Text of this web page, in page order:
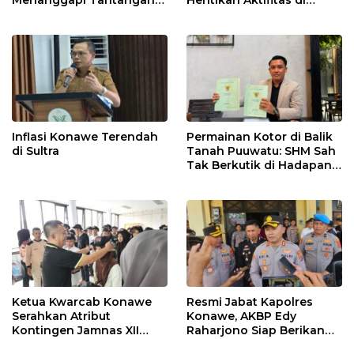
Inflasi Konawe Terendah
di Sultra
Permainan Kotor di Balik
Tanah Puuwatu: SHM Sah
Tak Berkutik di Hadapan
Ketua Kwarcab Konawe
Serahkan Atribut
Kontingen Jamnas XII
Resmi Jabat Kapolres
Konawe, AKBP Edy
Raharjono Siap Berikan